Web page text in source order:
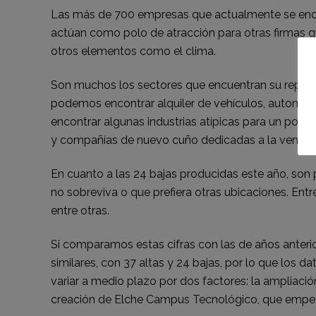
Las más de 700 empresas que actualmente se
actúan como polo de atracción para otras firmas
otros elementos como el clima.
Son muchos los sectores que encuentran su
podemos encontrar alquiler de vehículos,
encontrar algunas industrias atípicas para un
y compañías de nuevo cuño dedicadas a la venta
En cuanto a las 24 bajas producidas este año,
no sobreviva o que prefiera otras ubicaciones.
entre otras.
Si comparamos estas cifras con las de años
similares, con 37 altas y 24 bajas, por lo que los
variar a medio plazo por dos factores: la
creación de Elche Campus Tecnológico, que